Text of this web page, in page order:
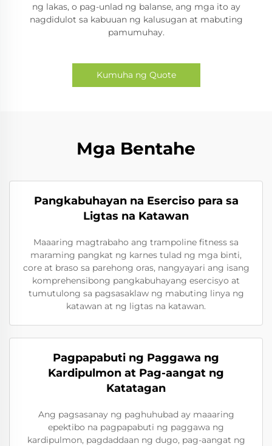
ng lakas, o pag-unlad ng balanse, ang mga ito ay
nagdidulot sa kabuuan ng kalusugan at mabuting
pamumuhay.
Kumuha ng Quote
Mga Bentahe
Pangkabuhayan na Eserciso para sa
Ligtas na Katawan
Maaaring magtrabaho ang trampoline fitness sa
maraming pangkat ng karnes tulad ng mga binti,
core at braso sa parehong oras, nangyayari ang isang
komprehensibong pangkabuhayang esercisyo at
tumutulong sa pagsasaklaw ng mabuting linya ng
katawan at ng ligtas na katawan.
Pagpapabuti ng Paggawa ng
Kardipulmon at Pag-aangat ng
Katatagan
Ang pagsasanay ng paghuhubad ay maaaring
epektibo na pagpapabuti ng paggawa ng
kardipulmon, pagdaddaan ng dugo, pag-aangat ng